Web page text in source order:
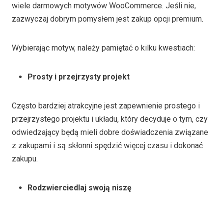
wiele darmowych motywów WooCommerce. Jeśli nie,
zazwyczaj dobrym pomysłem jest zakup opcji premium.
Wybierając motyw, należy pamiętać o kilku kwestiach:
Prosty i przejrzysty projekt
Często bardziej atrakcyjne jest zapewnienie prostego i
przejrzystego projektu i układu, który decyduje o tym, czy
odwiedzający będą mieli dobre doświadczenia związane
z zakupami i są skłonni spędzić więcej czasu i dokonać
zakupu.
Rodzwierciedlaj swoją niszę